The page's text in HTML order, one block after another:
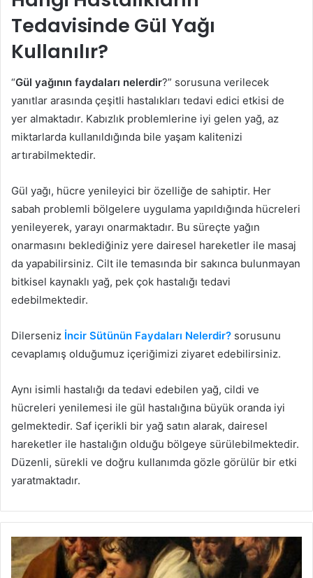
Tedavisinde Gül Yağı
Kullanılır?
“Gül yağının faydaları nelerdir?” sorusuna verilecek
yanıtlar arasında çeşitli hastalıkları tedavi edici etkisi de
yer almaktadır. Kabızlık problemlerine iyi gelen yağ, az
miktarlarda kullanıldığında bile yaşam kalitenizi
artırabilmektedir.
Gül yağı, hücre yenileyici bir özelliğe de sahiptir. Her
sabah problemli bölgelere uygulama yapıldığında hücreleri
yenileyerek, yarayı onarmaktadır. Bu süreçte yağın
onarmasını beklediğiniz yere dairesel hareketler ile masaj
da yapabilirsiniz. Cilt ile temasında bir sakınca bulunmayan
bitkisel kaynaklı yağ, pek çok hastalığı tedavi
edebilmektedir.
Dilerseniz İncir Sütünün Faydaları Nelerdir? sorusunu
cevaplamış olduğumuz içeriğimizi ziyaret edebilirsiniz.
Aynı isimli hastalığı da tedavi edebilen yağ, cildi ve
hücreleri yenilemesi ile gül hastalığına büyük oranda iyi
gelmektedir. Saf içerikli bir yağ satın alarak, dairesel
hareketler ile hastalığın olduğu bölgeye sürülebilmektedir.
Düzenli, sürekli ve doğru kullanımda gözle görülür bir etki
yaratmaktadır.